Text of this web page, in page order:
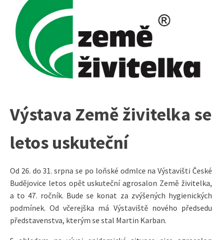
Výstava Země živitelka se
letos uskuteční
Od 26. do 31. srpna se po loňské odmlce na Výstavišti České
Budějovice letos opět uskuteční agrosalon Země živitelka,
a to 47. ročník. Bude se konat za zvýšených hygienických
podmínek. Od včerejška má Výstaviště nového předsedu
představenstva, kterým se stal Martin Karban.